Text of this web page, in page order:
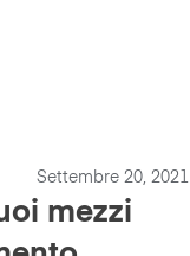
Settembre 20, 2021
mezzi